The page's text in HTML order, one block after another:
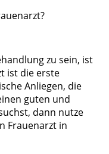
zu sein, ist
ist die erste
Anliegen, die
guten und
dann nutze
Frauenarzt in